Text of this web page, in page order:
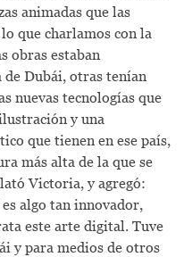
animadas que las
que charlamos con la
obras estaban
Dubái, otras tenían
nuevas tecnologías que
y una
que tienen en ese país,
más alta de la que se
Victoria, y agregó:
algo tan innovador,
este arte digital. Tuve
y para medios de otros